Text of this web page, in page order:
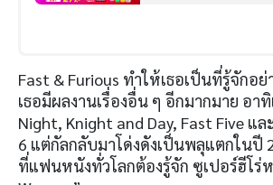
Fast & Furious ทำให้เธอเป็นที่รู้จักอ
เธอมีผลงานเรื่องอื่น ๆ อีกมากมาย อาทิ
Night, Knight and Day, Fast Five แล
6 แต่กัลกลับมาโด่งดังเป็นพลุแตกในปี
ที่แฟนหนังทั่วโลกต้องรู้จัก ซูเปอร์ฮีโร่